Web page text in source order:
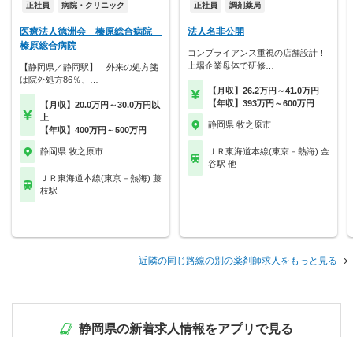
正社員 病院・クリニック
医療法人徳洲会 榛原総合病院
榛原総合病院
【静岡県／静岡駅】 外来の処方箋
は院外処方86％、…
【月収】20.0万円～30.0万円以
上
【年収】400万円～500万円
静岡県 牧之原市
ＪＲ東海道本線(東京－熱海) 藤
枝駅
正社員 調剤薬局
法人名非公開
コンプライアンス重視の店舗設計！
上場企業母体で研修…
【月収】26.2万円～41.0万円
【年収】393万円～600万円
静岡県 牧之原市
ＪＲ東海道本線(東京－熱海) 金
谷駅 他
近隣の同じ路線の別の薬剤師求人をもっと見る
静岡県の新着求人情報をアプリで見る